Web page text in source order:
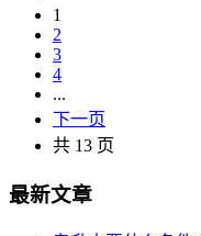
1
2
3
4
...
下一页
共 13 页
最新文章